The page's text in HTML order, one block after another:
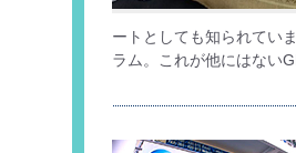
ートとしても知られてい
ラム。これが他にはない